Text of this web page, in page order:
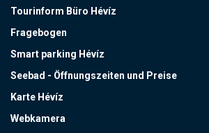
Tourinform Büro Hévíz
Fragebogen
Smart parking Hévíz
Seebad - Öffnungszeiten und Preise
Karte Hévíz
Webkamera